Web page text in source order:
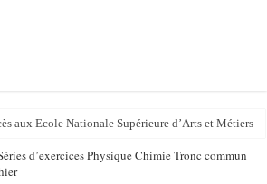
aux Ecole Nationale Supérieure d’Arts et Métiers
d’exercices Physique Chimie Tronc commun